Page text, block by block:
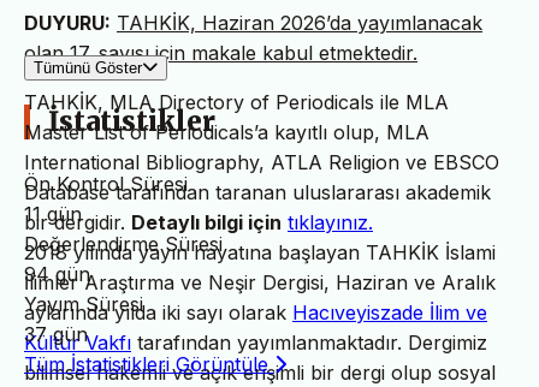
DUYURU: TAHKİK, Haziran 2026’da yayımlanacak
olan 17. sayısı için makale kabul etmektedir.
TAHKİK, MLA Directory of Periodicals ile MLA
Master List of Periodicals’a kayıtlı olup, MLA
International Bibliography, ATLA Religion ve EBSCO
Database tarafından taranan uluslararası akademik
bir dergidir. Detaylı bilgi için tıklayınız.
2018 yılında yayın hayatına başlayan TAHKİK İslami
İlimler Araştırma ve Neşir Dergisi, Haziran ve Aralık
aylarında yılda iki sayı olarak Hacıveyiszade İlim ve
Kültür Vakfı tarafından yayımlanmaktadır. Dergimiz
bilimsel hakemli ve açık erişimli bir dergi olup sosyal
Tümünü Göster
İstatistikler
Ön Kontrol Süresi
11 gün
Değerlendirme Süresi
94 gün
Yayım Süresi
37 gün
Tüm İstatistikleri Görüntüle